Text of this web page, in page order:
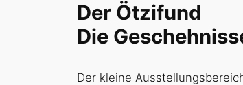
Der Ötzifund
Die
Der kleine